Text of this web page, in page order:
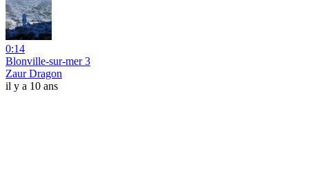
0:14
Blonville-sur-mer 3
Zaur Dragon
il y a 10 ans